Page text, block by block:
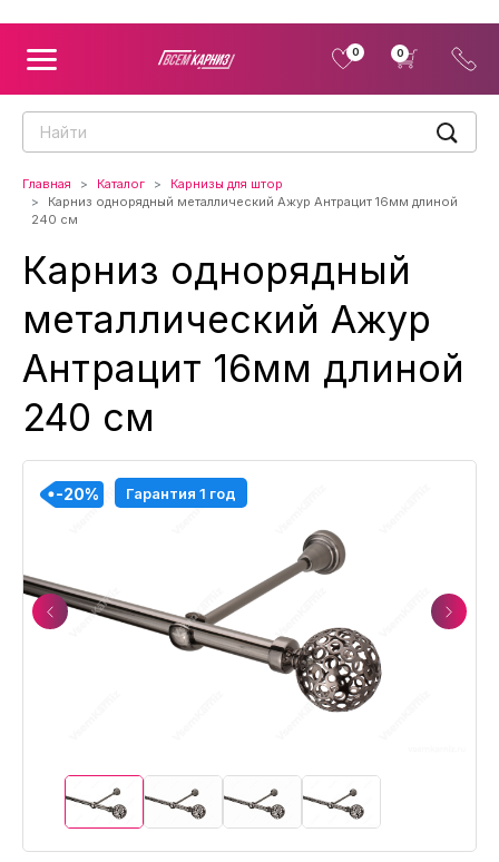
0 0
Главная Каталог
Карнизы для штор
Карниз однорядный металлический Ажур Антрацит 16мм длиной
240 см
Карниз однорядный
металлический Ажур
Антрацит 16мм длиной
240 см
Previous
-20% Гарантия 1 год
-20%
-20%
-20%
Next